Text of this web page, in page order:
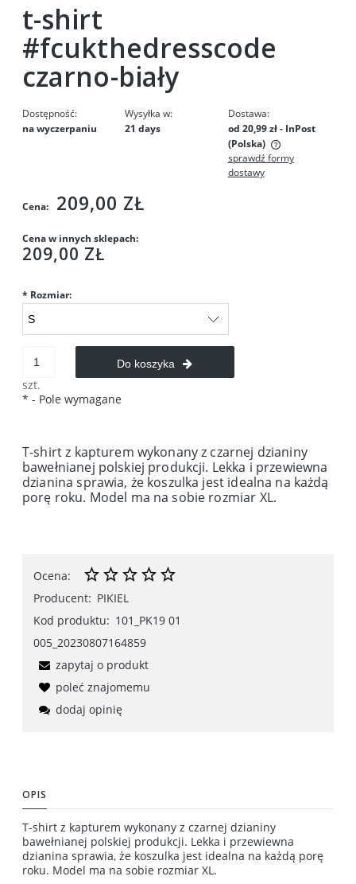
t-shirt
#fcukthedresscode
czarno-biały
Dostępność:
na wyczerpaniu
Wysyłka w:
21 days
Dostawa:
od 20,99 zł- InPost
(Polska)
Cena nie zawiera ewentualnych kosztów płatności
sprawdź formy
dostawy
Cena: 209,00 ZŁ
Cena w innych sklepach:
209,00 ZŁ
* Rozmiar:
szt.
Do koszyka
* - Pole wymagane
T-shirt z kapturem wykonany z czarnej dzianiny
bawełnianej polskiej produkcji. Lekka i przewiewna
dzianina sprawia, że koszulka jest idealna na każdą
porę roku. Model ma na sobie rozmiar XL.
Ocena:
Producent: PIKIEL
Kod produktu: 101_PK19 01
005_20230807164859
zapytaj o produkt
poleć znajomemu
dodaj opinię
OPIS
T-shirt z kapturem wykonany z czarnej dzianiny
bawełnianej polskiej produkcji. Lekka i przewiewna
dzianina sprawia, że koszulka jest idealna na każdą porę
roku. Model ma na sobie rozmiar XL.